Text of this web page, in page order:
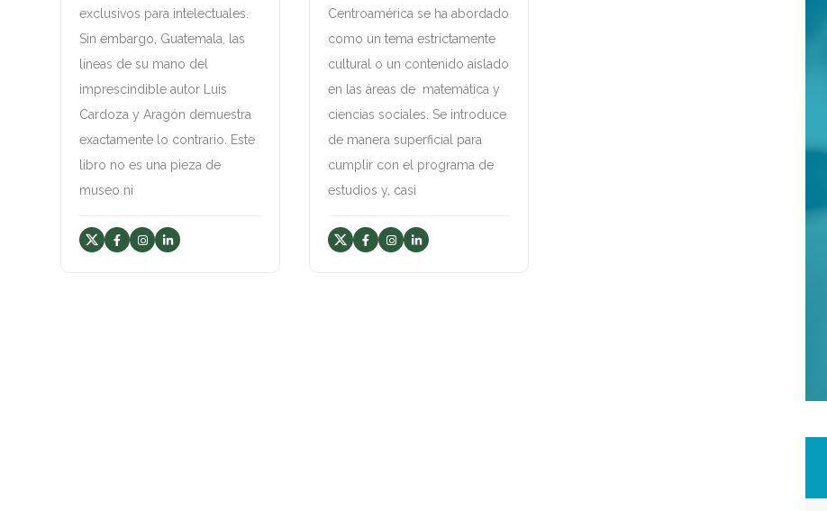
exclusivos para intelectuales.
Sin embargo, Guatemala, las
líneas de su mano del
imprescindible autor Luis
Cardoza y Aragón demuestra
exactamente lo contrario. Este
libro no es una pieza de
museo ni
Centroamérica se ha abordado
como un tema estrictamente
cultural o un contenido aislado
en las áreas de matemática y
ciencias sociales. Se introduce
de manera superficial para
cumplir con el programa de
estudios y, casi